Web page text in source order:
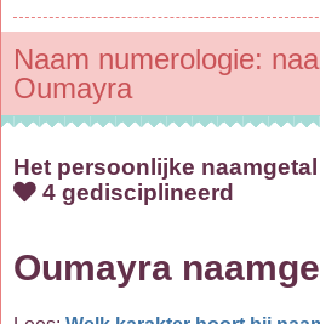
Naam numerologie:
Oumayra
Het persoonlijke
4 gedisciplineerd
Oumayra